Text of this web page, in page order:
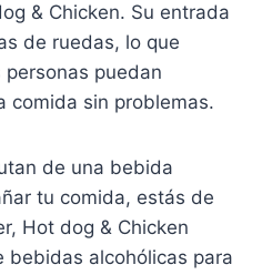
& Chicken. Su entrada
de ruedas, lo que
puedan
comida sin problemas.
de una bebida
tu comida, estás de
Hot dog & Chicken
bebidas alcohólicas para